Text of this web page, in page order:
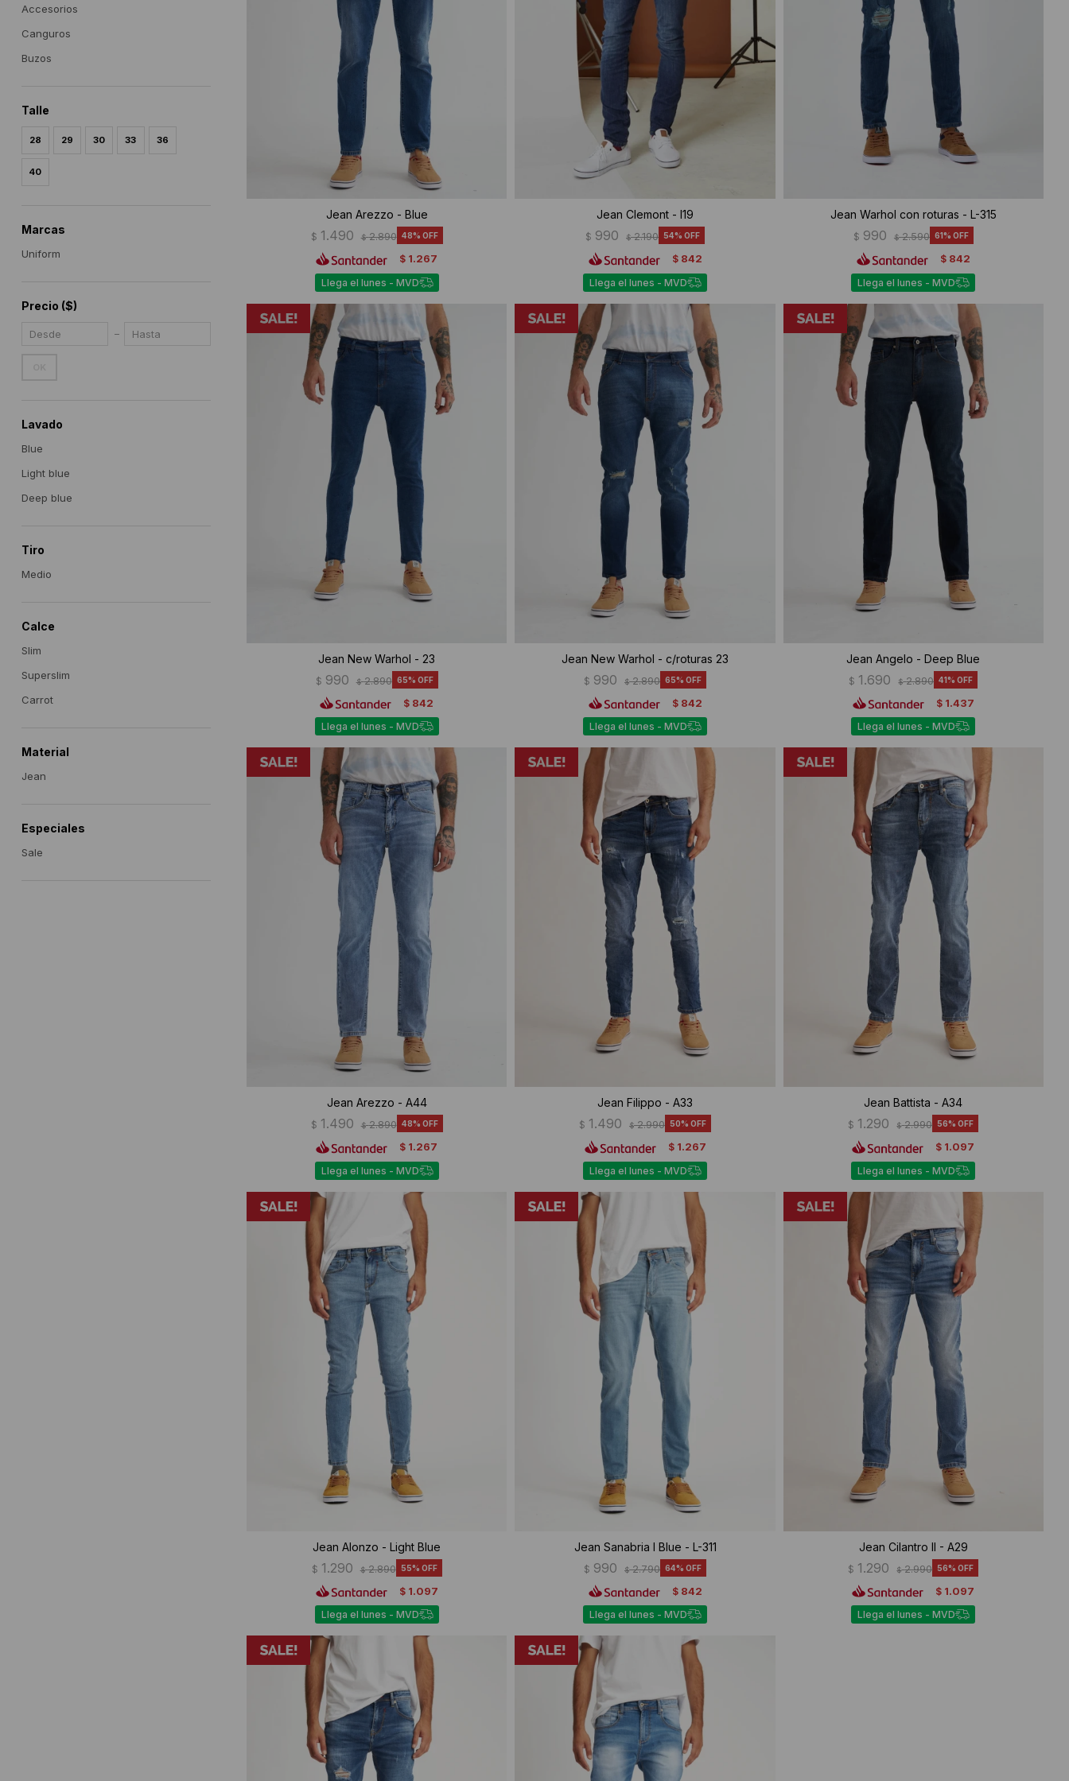
Jean Arezzo - Blue
$ 1.490 $ 2.890 48
$ 1.267
Llega el lunes - MVD
Jean Clemont - I19
$ 990 $ 2.190 54
$ 842
Llega el lunes - MVD
Jean Warhol con roturas - L-315
$ 990 $ 2.590 61
$ 842
Llega el lunes - MVD
Jean New Warhol - 23
$ 990 $ 2.890 65
$ 842
Llega el lunes - MVD
Jean New Warhol - c/roturas 23
$ 990 $ 2.890 65
$ 842
Llega el lunes - MVD
Jean Angelo - Deep Blue
$ 1.690 $ 2.890 41
$ 1.437
Llega el lunes - MVD
Jean Arezzo - A44
$ 1.490 $ 2.890 48
$ 1.267
Llega el lunes - MVD
Jean Filippo - A33
$ 1.490 $ 2.990 50
$ 1.267
Llega el lunes - MVD
Jean Battista - A34
$ 1.290 $ 2.990 56
$ 1.097
Llega el lunes - MVD
Jean Alonzo - Light Blue
$ 1.290 $ 2.890 55
$ 1.097
Llega el lunes - MVD
Jean Sanabria I Blue - L-311
$ 990 $ 2.790 64
$ 842
Llega el lunes - MVD
Jean Cilantro II - A29
$ 1.290 $ 2.990 56
$ 1.097
Llega el lunes - MVD
Accesorios
Canguros
Buzos
Talle
28 29 30 33 36
40
Marcas
Uniform
Precio ($)
Lavado
Blue
Light blue
Deep blue
Tiro
Medio
Calce
Slim
Superslim
Carrot
Material
Jean
Especiales
Sale